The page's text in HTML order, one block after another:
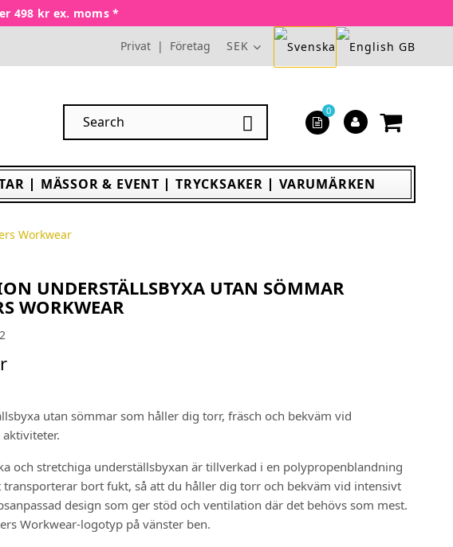
498 kr ex. moms *
Privat | Företag SEK

0
MÄSSOR & EVENT TRYCKSAKER VARUMÄRKEN
Workwear
UNDERSTÄLLSBYXA UTAN SÖMMAR
WORKWEAR
utan sömmar som håller dig torr, fräsch och bekväm vid
och stretchiga underställsbyxan är tillverkad i en polypropenblandning
bort fukt, så att du håller dig torr och bekväm vid intensivt
design som ger stöd och ventilation där det behövs som mest.
Workwear-logotyp på vänster ben.